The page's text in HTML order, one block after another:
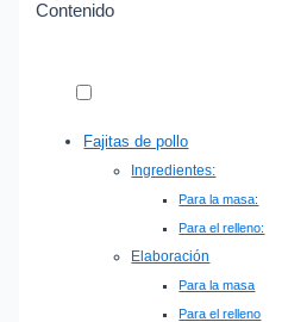
Contenido
Fajitas de pollo
Ingredientes:
Para la masa:
Para el relleno:
Elaboración
Para la masa
Para el relleno